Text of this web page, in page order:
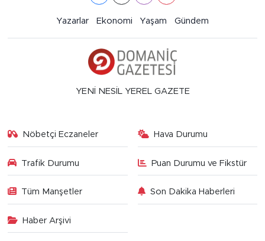
Yazarlar Ekonomi Yaşam Gündem
YENİ NESİL YEREL GAZETE
Nöbetçi Eczaneler Hava Durumu
Trafik Durumu Puan Durumu ve Fikstür
Tüm Manşetler Son Dakika Haberleri
Haber Arşivi